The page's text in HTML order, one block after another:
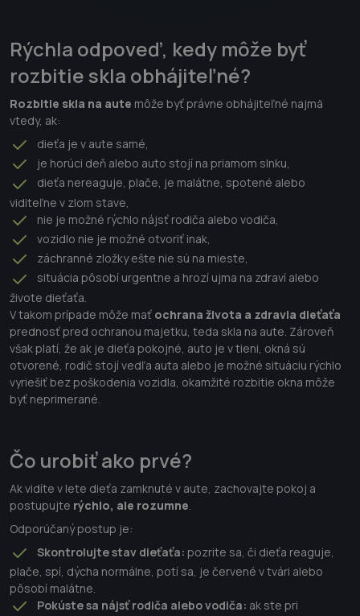
Rýchla odpoveď, kedy môže byť
rozbitie skla obhájiteľné?
Rozbitie skla na aute môže byť právne obhájiteľné najmä
vtedy, ak:
dieťa je v aute samé,
je horúci deň alebo auto stojí na priamom slnku,
dieťa nereaguje, plače, je malátne, spotené alebo
viditeľne v zlom stave,
nie je možné rýchlo nájsť rodiča alebo vodiča,
vozidlo nie je možné otvoriť inak,
záchranné zložky ešte nie sú na mieste,
situácia pôsobí urgentne a hrozí ujma na zdraví alebo
živote dieťaťa.
V takom prípade môže mať ochrana života a zdravia dieťaťa
prednosť pred ochranou majetku, teda skla na aute. Zároveň
však platí, že ak je dieťa pokojné, auto je v tieni, okná sú
otvorené, rodič stojí vedľa auta alebo je možné situáciu rýchlo
vyriešiť bez poškodenia vozidla, okamžité rozbitie okna môže
byť neprimerané.
Čo urobiť ako prvé?
Ak vidíte v lete dieťa zamknuté v aute, zachovajte pokoj a
postupujte rýchlo, ale rozumne
Odporúčaný postup je:
Skontrolujte stav dieťaťa: pozrite sa, či dieťa reaguje,
plače, spí, dýcha normálne, potí sa, je červené v tvári alebo
pôsobí malátne.
Pokúste sa nájsť rodiča alebo vodiča: ak ste pri